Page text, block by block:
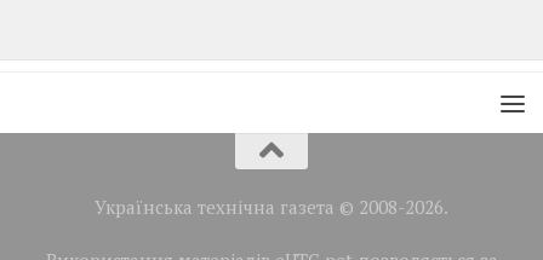
Українська технічна газета © 2008-2026.